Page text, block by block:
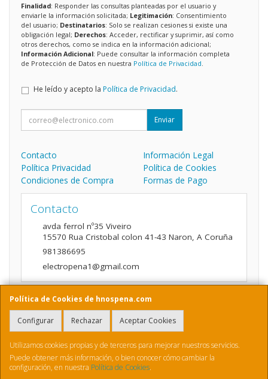
Política de Cookies de hnospena.com
Configurar Rechazar Aceptar Cookies
Utilizamos cookies propias y de terceros para mejorar nuestros servicios.
Puede obtener más información, o bien conocer cómo cambiar la
configuración, en nuestra Política de Cookies.
Finalidad: Responder las consultas planteadas por el usuario y
enviarle la información solicitada; Legitimación: Consentimiento
del usuario; Destinatarios: Solo se realizan cesiones si existe una
obligación legal; Derechos: Acceder, rectificar y suprimir, así como
otros derechos, como se indica en la información adicional;
Información Adicional: Puede consultar la información completa
de Protección de Datos en nuestra Política de Privacidad
He leído y acepto la Política de Privacidad.
Enviar
Contacto
Información Legal
Política Privacidad
Política de Cookies
Condiciones de Compra
Formas de Pago
Contacto
avda ferrol nº35 Viveiro
15570 Rua Cristobal colon 41-43 Naron, A Coruña
981386695
electropena1@gmail.com
Horario
9:00 a 14:00 y de 16:00 A 20:00
, , , , España. - C.I.F.: B70410436 - Tfno: